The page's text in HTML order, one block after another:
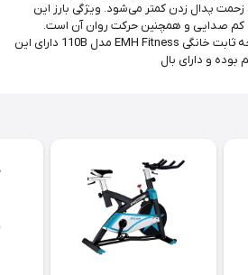
زحمت پدال زدن کمتر می‌شود. ویژگی بارز این
کم صدایی و همچنین حرکت روان آن است.
دوچرخه ثابت خانگی EMH Fitness مدل 110B دارای این
و دارای بال